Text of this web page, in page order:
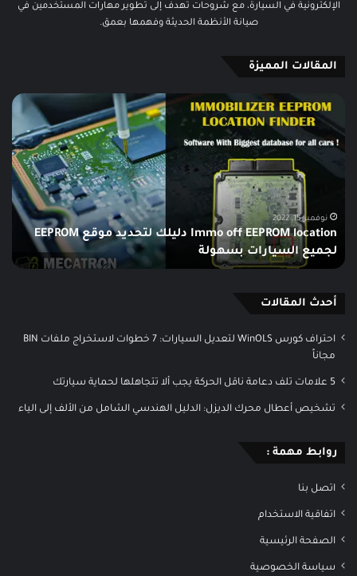
الإلكترونية في السيارة، مع شروحات تهدف إلى تطوير مهارات المستخدمين في
صيانة الأنظمة الحديثة وفهمها بعمق.
المقالات المميزة
Immo
EEPROM
location
EEPROM
لجميع
السيارات
بسهولة
نوفمبر 15, 2022
Immo off EEPROM location دليلك لتحديد موقع EEPROM
لجميع السيارات بسهولة
أحدث المقالات
احتراف كورس WinOLS لتعديل السيارات: 7 خطوات لاستخراج ملفات BIN
مجاناً
5 علامات تلف دعامة ناقل الحركة يجب ألا تتجاهلها لحماية سيارتك
تشخيص أعطال محرك الديزل: الدليل الهندسي الشامل من الألف إلى الياء
روابط مهمة :
اتصل بنا
اتفاقية الاستخدام
الصفحة الرئيسية
سياسة الخصوصية